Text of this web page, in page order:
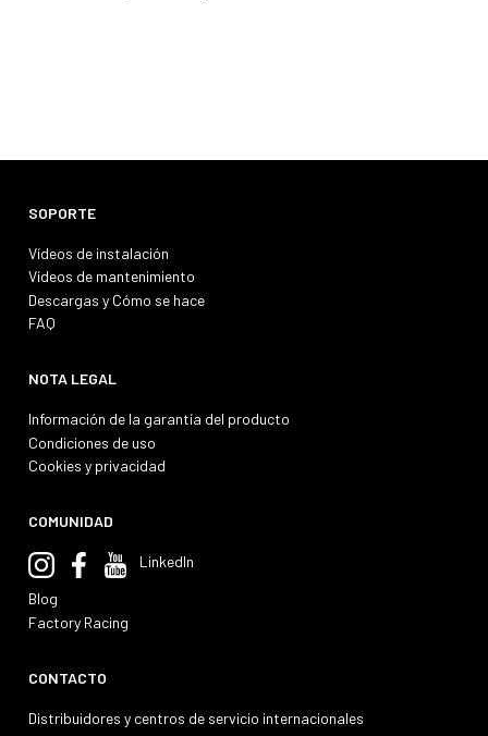
SOPORTE
Vídeos de instalación
Vídeos de mantenimiento
Descargas y Cómo se hace
FAQ
NOTA LEGAL
Información de la garantía del producto
Condiciones de uso
Cookies y privacidad
COMUNIDAD
LinkedIn
Blog
Factory Racing
CONTACTO
Distribuidores y centros de servicio internacionales